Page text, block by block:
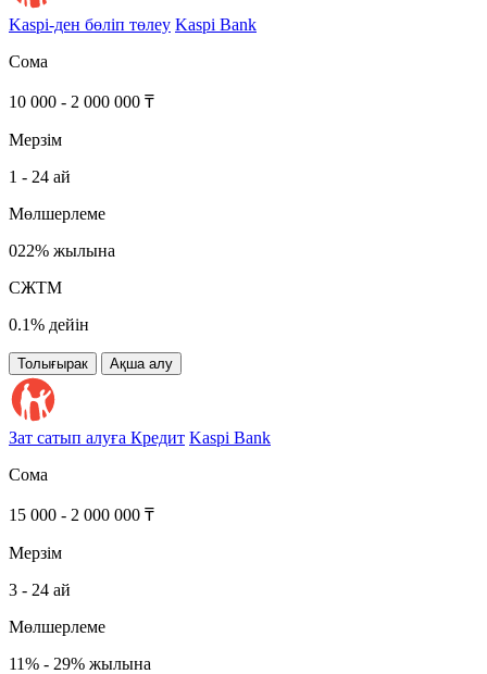
Kaspi-ден бөліп төлеу Kaspi Bank
Сома
10 000 - 2 000 000 ₸
Мерзім
1 - 24 ай
Мөлшерлеме
022% жылына
СЖТМ
0.1% дейін
Толығырак Ақша алу
Зат сатып алуға Кредит Kaspi Bank
Сома
15 000 - 2 000 000 ₸
Мерзім
3 - 24 ай
Мөлшерлеме
11% - 29% жылына